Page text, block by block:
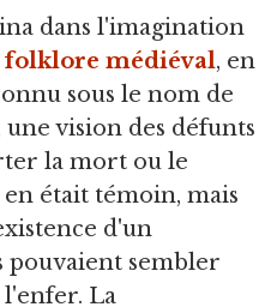
dans l'imagination
folklore médiéval, en
sous le nom de
une vision des défunts
la mort ou le
était témoin, mais
d'un
pouvaient sembler
La